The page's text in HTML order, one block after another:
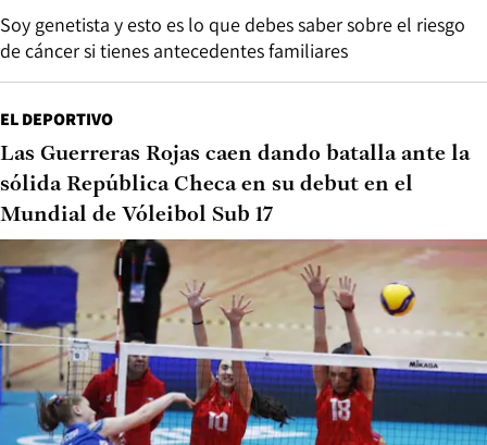
Soy genetista y esto es lo que debes saber sobre el riesgo
de cáncer si tienes antecedentes familiares
EL DEPORTIVO
Las Guerreras Rojas caen dando batalla ante la
sólida República Checa en su debut en el
Mundial de Vóleibol Sub 17